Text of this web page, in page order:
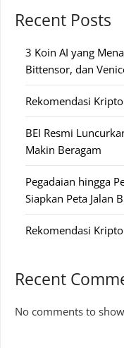
Recent Posts
3 Koin AI yang
Bittensor, dan
Rekomendasi
BEI Resmi
Makin Beragam
Pegadaian hingga
Siapkan Peta Jalan
Rekomendasi
Recent
No comments to